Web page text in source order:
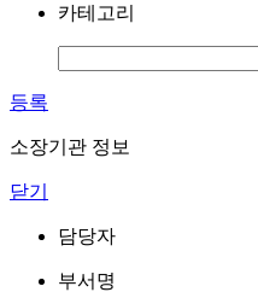
카테고리
등록
소장기관 정보
닫기
담당자
부서명